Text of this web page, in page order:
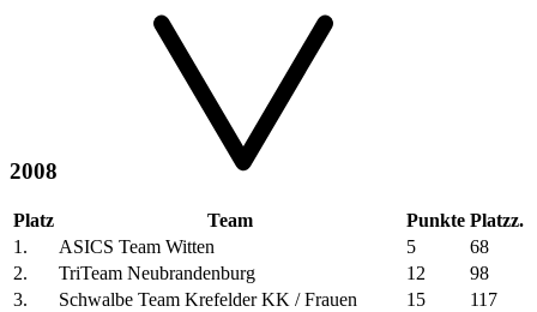
2008
Platz Team Punkte Platzz.
1.
ASICS Team Witten 5
68
2.
TriTeam Neubrandenburg 12
98
3.
Schwalbe Team Krefelder KK / Frauen 15
117